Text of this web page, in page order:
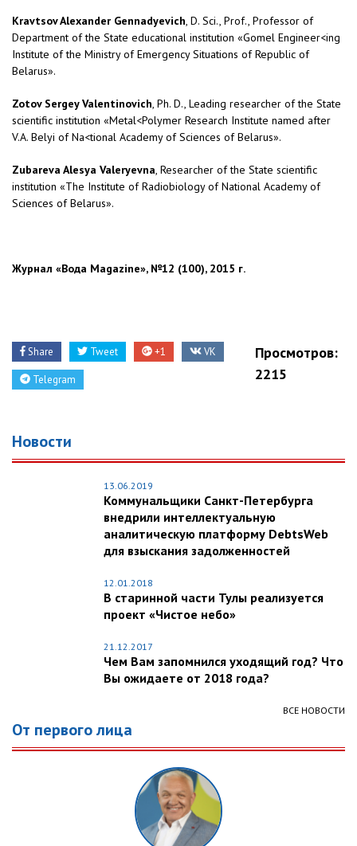
Kravtsov Alexander Gennadyevich, D. Sci., Prof., Professor of
Department of the State educational institution «Gomel Engineer<ing
Institute of the Ministry of Emergency Situations of Republic of
Belarus».
Zotov Sergey Valentinovich, Ph. D., Leading researcher of the State
scientific institution «Metal<Polymer Research Institute named after
V.A. Belyi of Na<tional Academy of Sciences of Belarus».
Zubareva Alesya Valeryevna, Researcher of the State scientific
institution «The Institute of Radiobiology of National Academy of
Sciences of Belarus».
Журнал «Вода Magazine», №12 (100), 2015 г.
Share Tweet +1 VK
Telegram
Просмотров:
2215
Новости
13.06.2019
Коммунальщики Санкт-Петербурга
внедрили интеллектуальную
аналитическую платформу DebtsWeb
для взыскания задолженностей
12.01.2018
В старинной части Тулы реализуется
проект «Чистое небо»
21.12.2017
Чем Вам запомнился уходящий год? Что
Вы ожидаете от 2018 года?
ВСЕ НОВОСТИ
От первого лица